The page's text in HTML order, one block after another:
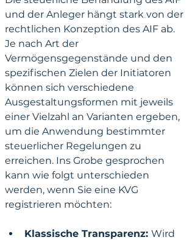
und der Anleger hängt stark von der
rechtlichen Konzeption des AIF ab.
Je nach Art der
Vermögensgegenstände und den
spezifischen Zielen der Initiatoren
können sich verschiedene
Ausgestaltungsformen mit jeweils
einer Vielzahl an Varianten ergeben,
um die Anwendung bestimmter
steuerlicher Regelungen zu
erreichen. Ins Grobe gesprochen
kann wie folgt unterschieden
werden, wenn Sie eine KVG
registrieren möchten:
Klassische Transparenz: Wird